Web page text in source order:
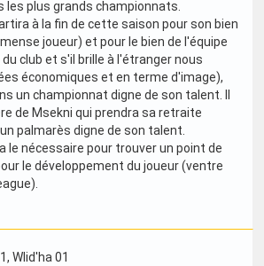
les plus grands championnats.
à la fin de cette saison pour son bien
joueur) et pour le bien de l'équipe
club et s'il brille à l'étranger nous
économiques et en terme d'image),
un championnat digne de son talent. Il
de Msekni qui prendra sa retraite
palmarès digne de son talent.
le nécessaire pour trouver un point de
le développement du joueur (ventre
, Wlid'ha 01